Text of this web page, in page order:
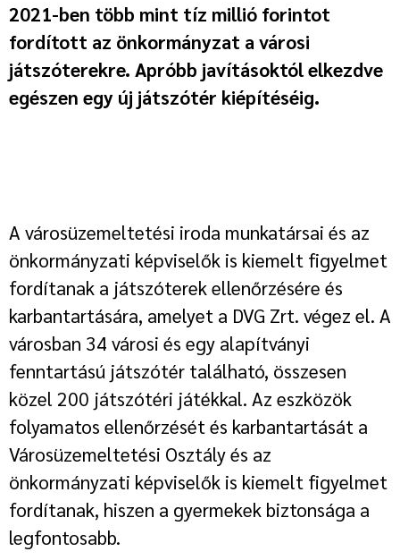
2021-ben több mint tíz millió forintot
fordított az önkormányzat a városi
játszóterekre. Apróbb javításoktól elkezdve
egészen egy új játszótér kiépítéséig.
A városüzemeltetési iroda munkatársai és az
önkormányzati képviselők is kiemelt figyelmet
fordítanak a játszóterek ellenőrzésére és
karbantartására, amelyet a DVG Zrt. végez el. A
városban 34 városi és egy alapítványi
fenntartású játszótér található, összesen
közel 200 játszótéri játékkal. Az eszközök
folyamatos ellenőrzését és karbantartását a
Városüzemeltetési Osztály és az
önkormányzati képviselők is kiemelt figyelmet
fordítanak, hiszen a gyermekek biztonsága a
legfontosabb.